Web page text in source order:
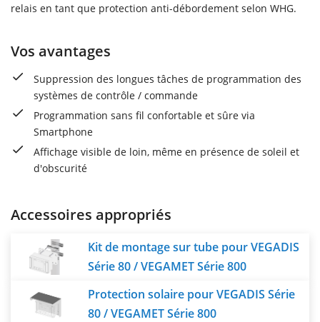
relais en tant que protection anti-débordement selon WHG.
Vos avantages
Suppression des longues tâches de programmation des
systèmes de contrôle / commande
Programmation sans fil confortable et sûre via
Smartphone
Affichage visible de loin, même en présence de soleil et
d'obscurité
Accessoires appropriés
Kit de montage sur tube pour VEGADIS
Série 80 / VEGAMET Série 800
Protection solaire pour VEGADIS Série
80 / VEGAMET Série 800